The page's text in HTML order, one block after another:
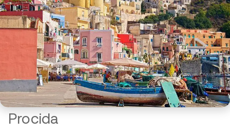
Procida